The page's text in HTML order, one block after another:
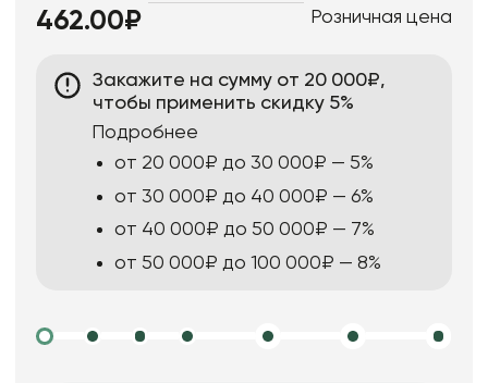
462.00₽ Розничная цена
Закажите на сумму от 20 000₽,
чтобы применить скидку 5%
Подробнее
от 20 000₽ до 30 000₽ — 5%
от 30 000₽ до 40 000₽ — 6%
от 40 000₽ до 50 000₽ — 7%
от 50 000₽ до 100 000₽ — 8%